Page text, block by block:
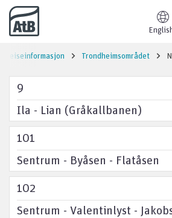
Til innhold
Reiseinformasjon Trondheimsområdet
9
Ila - Lian (Gråkallbanen)
101
Sentrum - Byåsen - Flatåsen
102
Sentrum - Valentinlyst -